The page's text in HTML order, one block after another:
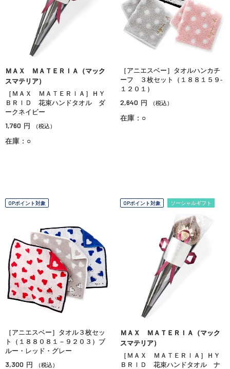
ＭＡＸ ＭＡＴＥＲＩＡ（マック
スマテリア）
［ＭＡＸ ＭＡＴＥＲＩＡ］ＨＹ
ＢＲＩＤ 花束ハンドタオル ダ
ークネイビー
1,760 円 （税込）
在庫：○
［アニエスベー］タオルハンカチ
ーフ ３枚セット（１８８１５９‐
１２０１）
2,640 円 （税込）
在庫：○
OPポイント対象
［アニエスベー］タオル３枚セッ
ト（１８８０８１－９２０３）ブ
ルー・レッド・グレー
3,300 円 （税込）
OPポイント対象 ソーシャルギフト
ＭＡＸ ＭＡＴＥＲＩＡ（マック
スマテリア）
［ＭＡＸ ＭＡＴＥＲＩＡ］ＨＹ
ＢＲＩＤ 花束ハンドタオル ナ